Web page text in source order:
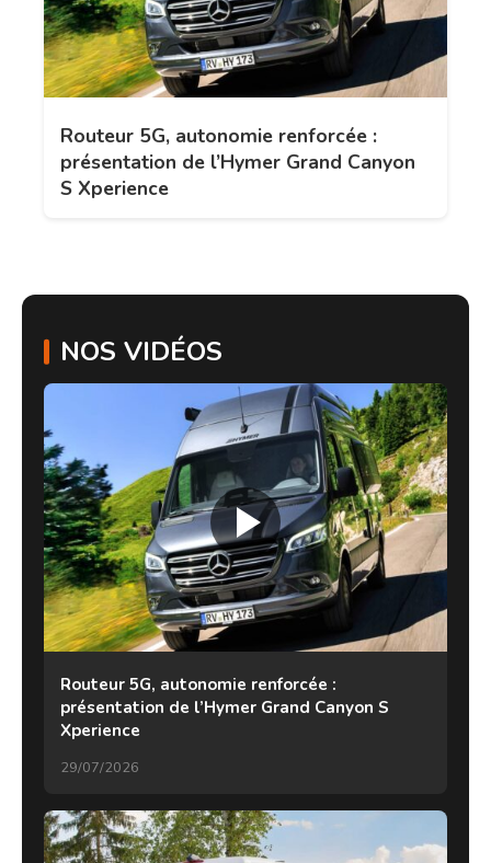
Routeur 5G, autonomie renforcée :
présentation de l’Hymer Grand Canyon
S Xperience
NOS VIDÉOS
Routeur 5G, autonomie renforcée :
présentation de l’Hymer Grand Canyon S
Xperience
29/07/2026